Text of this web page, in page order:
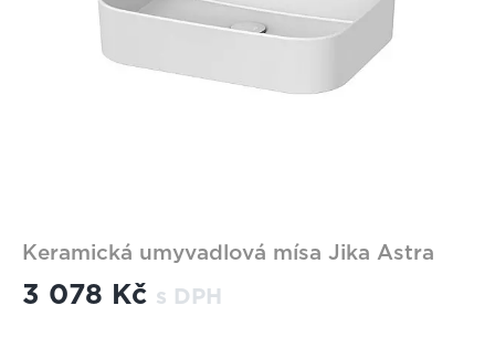
Keramická umyvadlová mísa Jika Astra
3 078 Kč s DPH